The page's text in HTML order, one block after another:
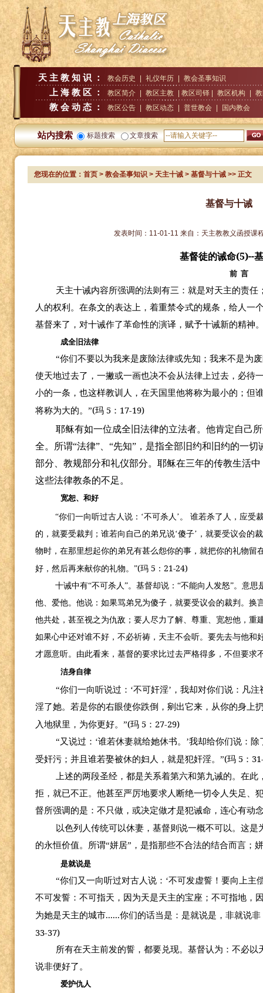
天主教知识： 教会历史 礼仪年历 教会圣事知识
上海教区： 教区简介 教区主教 | 教区司铎 | 教区机构
教会动态： 教区公告 教区动态 普世教会 国内教会
站内搜索 标题搜索 文章搜索
您现在的位置：首页 >教会圣事知识 > 天主十诫 > 基督与十诫 >> 正文
基督与十诫
发表时间： 11-01-11 来自： 天主教教义函授课
基督徒的诫命(5)--
前 言
天主十诫内容所强调的法则有三：就是对天主的责
人的权利。在条文的表达上，着重禁令式的规条，给人一
基督来了，对十诫作了革命性的演译，赋予十诫新的精神
成全旧法律
“你们不要以为我来是废除法律或先知；我来不是为
使天地过去了，一撇或一画也决不会从法律上过去，必待
小的一条，也这样教训人，在天国里他将称为最小的；但
将称为大的。”(玛 5 ： 17-19)
耶稣有如一位成全旧法律的立法者。他肯定自己
全。所谓“法律”、“先知”，是指全部旧约和旧约的一
部分、教规部分和礼仪部分。耶稣在三年的传教生活
这些法律教条的不足。
宽恕、和好
“你们一向听过古人说：‘不可杀人’。
谁若杀了人，应受
的，就要受裁判；谁若向自己的弟兄说‘傻子’，就要受议会
物时，在那里想起你的弟兄有甚么怨你的事，就把你的礼物留
好，然后再来献你的礼物。”(玛 5 ： 21-24)
十诫中有“不可杀人”。基督却说：“不能向人发怒”。意
他、爱他。他说：如果骂弟兄为傻子，就要受议会的裁判。换
他共处，甚至视之为仇敌；要人尽力了解、尊重、宽恕他，重
如果心中还对谁不好，不必祈祷，天主不会听。要先去与他和
才愿意听。由此看来，基督的要求比过去严格得多，不但要求
洁身自律
“你们一向听说过：‘不可奸淫’，我却对你们说：凡
淫了她。若是你的右眼使你跌倒，剜出它来，从你的身上
入地狱里，为你更好。”(玛 5 ： 27-29)
“又说过：‘谁若休妻就给她休书。’我却给你们说：
受奸污；并且谁若娶被休的妇人，就是犯奸淫。”(玛 5 ：
上述的两段圣经，都是关系着第六和第九诫的。在
拒，就已不正。他甚至严厉地要求人断绝一切令人失足、
督所强调的是：不只做，或决定做才是犯诫命，连心有动
以色列人传统可以休妻，基督则说一概不可以。这
的永恒价值。所谓“姘居”，是指那些不合法的结合而言；
是就说是
“你们又一向听过对古人说：‘不可发虚誓！要向上主
不可发誓：不可指天，因为天是天主的宝座；不可指地，
为她是天主的城市......你们的话当是：是就说是，非就说
33-37)
所有在天主前发的誓，都要兑现。基督认为：不必
说非便好了。
爱护仇人